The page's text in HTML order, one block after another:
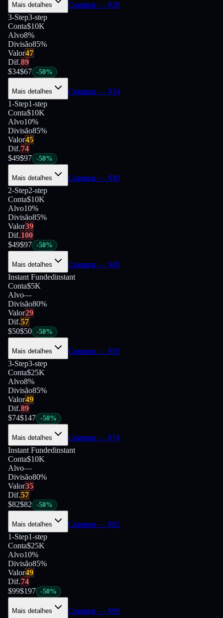
Mais detalhes Comprar— $30
3-Step3-step
Conta$10K
Alvo8%
Divisão85%
Valor47
Dif.89
$34$67 -50%
Mais detalhes Comprar— $34
1-Step1-step
Conta$10K
Alvo10%
Divisão85%
Valor45
Dif.74
$49$97 -50%
Mais detalhes Comprar— $49
2-Step2-step
Conta$10K
Alvo10%
Divisão85%
Valor39
Dif.100
$49$97 -50%
Mais detalhes Comprar— $49
Instant Fundedinstant
Conta$5K
Alvo—
Divisão80%
Valor29
Dif.57
$50$50 -50%
Mais detalhes Comprar— $50
3-Step3-step
Conta$25K
Alvo8%
Divisão85%
Valor49
Dif.89
$74$147 -50%
Mais detalhes Comprar— $74
Instant Fundedinstant
Conta$10K
Alvo—
Divisão80%
Valor35
Dif.57
$82$82 -50%
Mais detalhes Comprar— $82
1-Step1-step
Conta$25K
Alvo10%
Divisão85%
Valor49
Dif.74
$99$197 -50%
Mais detalhes Comprar— $99